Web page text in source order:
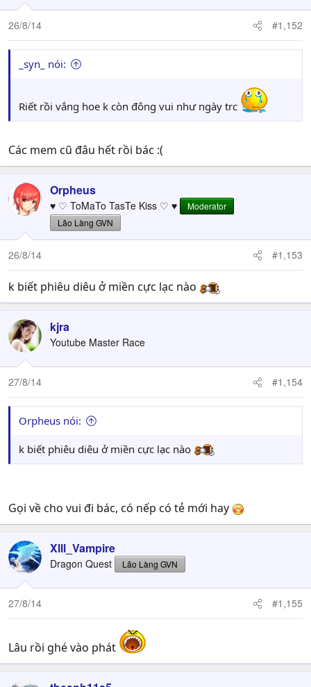
26/8/14 #1,152
_syn_ nói:
Riết rồi vắng hoe k còn đông vui như ngày trc
Các mem cũ đâu hết rồi bác :(
Orpheus
♥ ♡ ToMaTo TasTe Kiss ♡ ♥
Moderator
Lão Làng GVN
26/8/14 #1,153
k biết phiêu diêu ở miền cực lạc nào
kjra
Youtube Master Race
27/8/14 #1,154
Orpheus nói:
k biết phiêu diêu ở miền cực lạc nào
Gọi về cho vui đi bác, có nếp có tẻ mới hay
Xlll_Vampire
Dragon Quest Lão Làng GVN
27/8/14 #1,155
Lâu rồi ghé vào phát